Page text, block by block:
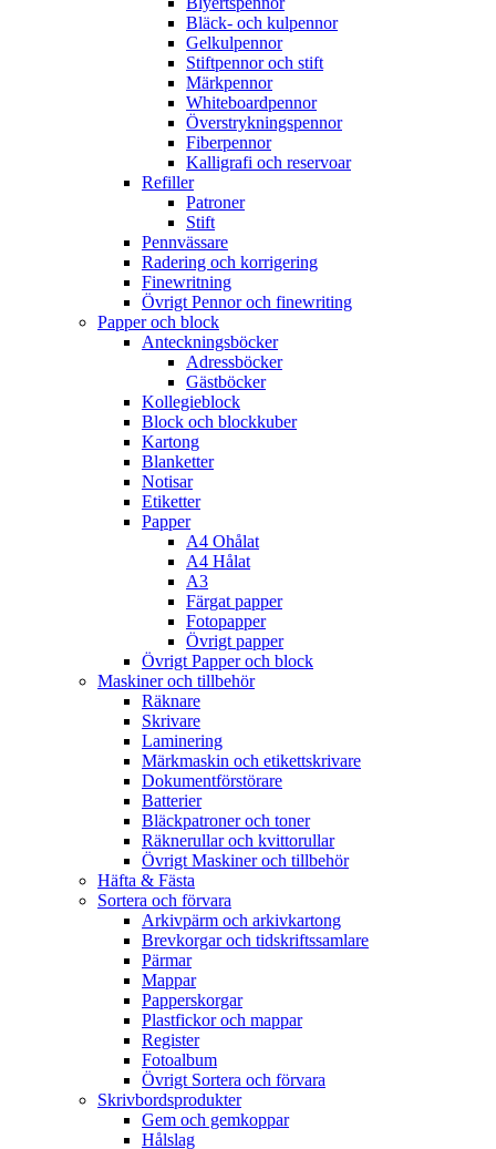
Bläck- och kulpennor
Gelkulpennor
Stiftpennor och stift
Märkpennor
Whiteboardpennor
Överstrykningspennor
Fiberpennor
Kalligrafi och reservoar
Refiller
Patroner
Stift
Pennvässare
Radering och korrigering
Finewritning
Övrigt Pennor och finewriting
Papper och block
Anteckningsböcker
Adressböcker
Gästböcker
Kollegieblock
Block och blockkuber
Kartong
Blanketter
Notisar
Etiketter
Papper
A4 Ohålat
A4 Hålat
A3
Färgat papper
Fotopapper
Övrigt papper
Övrigt Papper och block
Maskiner och tillbehör
Räknare
Skrivare
Laminering
Märkmaskin och etikettskrivare
Dokumentförstörare
Batterier
Bläckpatroner och toner
Räknerullar och kvittorullar
Övrigt Maskiner och tillbehör
Häfta & Fästa
Sortera och förvara
Arkivpärm och arkivkartong
Brevkorgar och tidskriftssamlare
Pärmar
Mappar
Papperskorgar
Plastfickor och mappar
Register
Fotoalbum
Övrigt Sortera och förvara
Skrivbordsprodukter
Gem och gemkoppar
Hålslag